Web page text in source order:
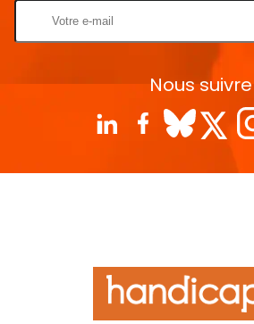
Nous suivre